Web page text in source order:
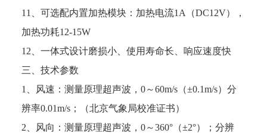
11、可选配内置加热模块：加热电流1A（DC12V），
加热功耗12-15W
12、一体式设计磨损小、使用寿命长、响应速度快
三、技术参数
1、风速：测量原理超声波，0～60m/s（±0.1m/s）分
辨率0.01m/s；（北京气象局校准证书）
2、风向：测量原理超声波，0～360°（±2°）；分辨